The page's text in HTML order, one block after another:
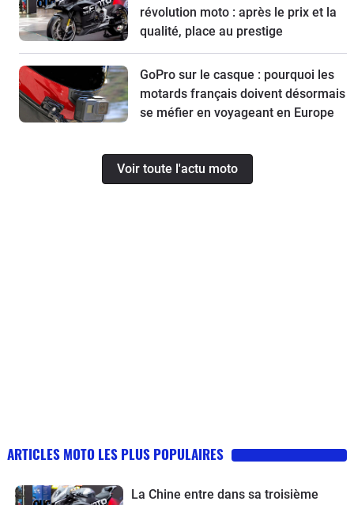
révolution moto : après le prix et la
qualité, place au prestige
GoPro sur le casque : pourquoi les
motards français doivent désormais
se méfier en voyageant en Europe
Voir toute l'actu moto
ARTICLES MOTO LES PLUS POPULAIRES
La Chine entre dans sa troisième